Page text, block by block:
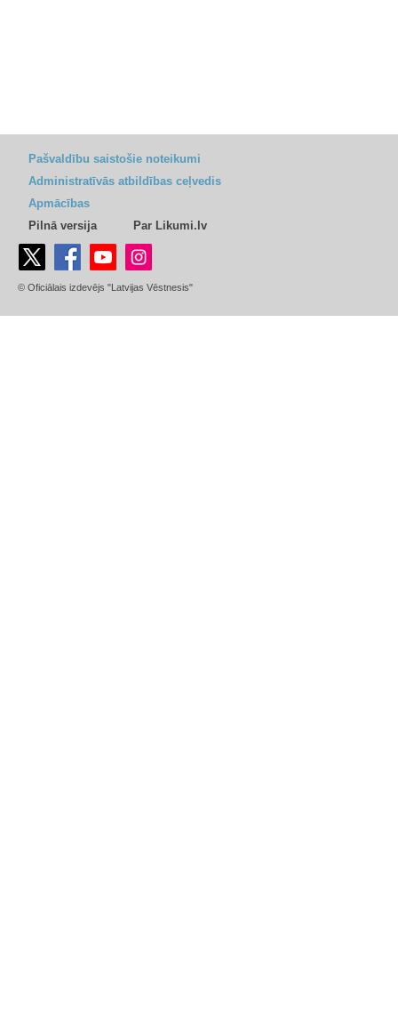
Pašvaldību saistošie noteikumi
Administratīvās atbildības ceļvedis
Apmācības
Pilnā versija
Par Likumi.lv
© Oficiālais izdevējs "Latvijas Vēstnesis"